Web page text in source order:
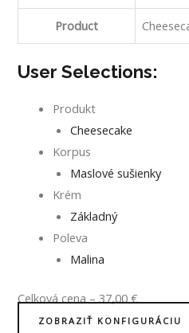
Product
User Selections:
Produkt
Cheesecake
Korpus
Maslové sušienky
Krém
Základný
Poleva
Malina
Celková cena–37,00€
ZOBRAZIŤ KONFIGURÁCIU